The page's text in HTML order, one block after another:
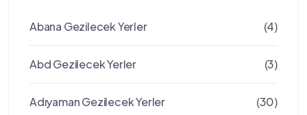
Abana Gezilecek Yerler (4)
Abd Gezilecek Yerler (3)
Adıyaman Gezilecek Yerler (30)